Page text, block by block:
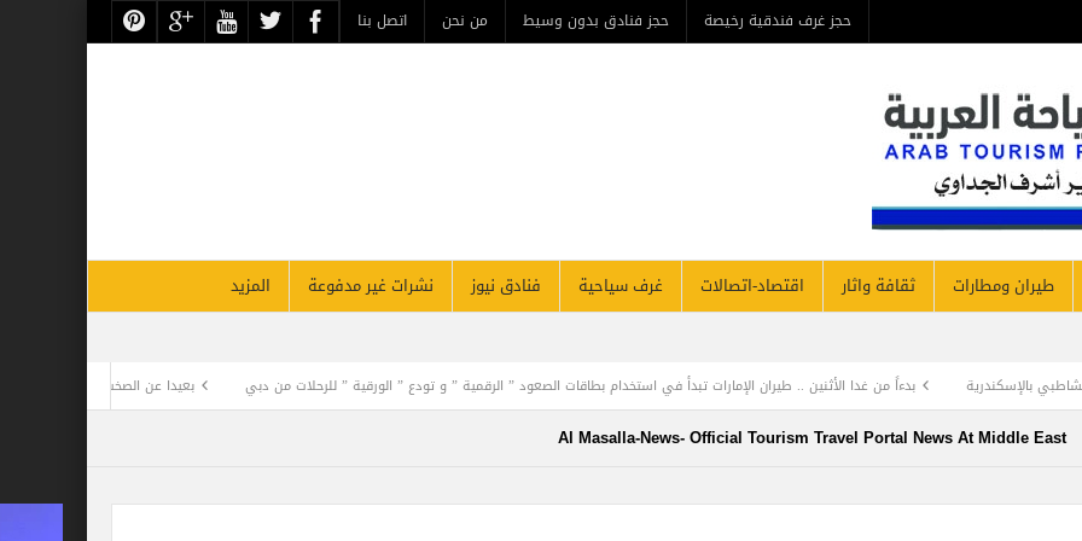
حجز غرف فندقية رخيصة حجز فنادق بدون وسيط من نحن اتصل بنا
طيران ومطارات ثقافة واثار اقتصاد-اتصالات غرف سياحية فنادق نيوز نشرات غير مدفوعة
المزيد
بدءاً من غدا الأثنين .. طيران الإمارات تبدأ في استخدام بطاقات الصعود ” الرقمية ” و تودع ” الورقية ” للرحلات من دبي
بعيدا عن الصخب الإعلامي .. فيلم كليوباترا
Al Masalla-News- Official Tourism Travel Portal News At Middle East